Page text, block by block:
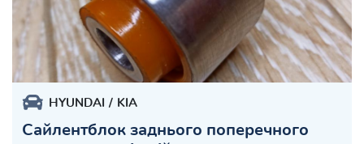
HYUNDAI KIA
Сайлентблок заднього поперечного